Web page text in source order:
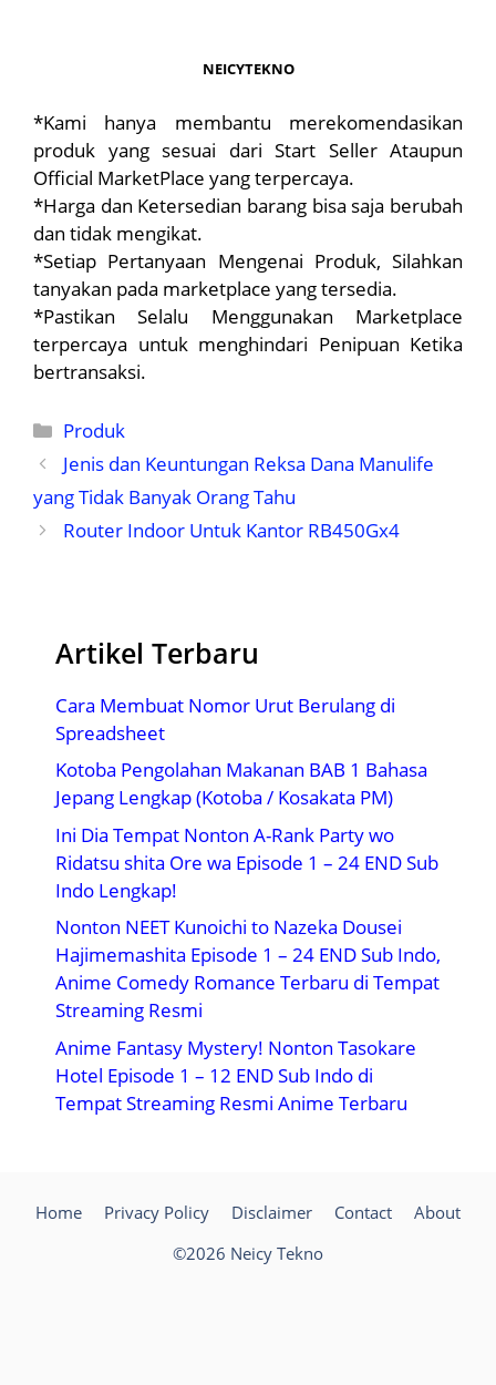
NEICYTEKNO
*Kami hanya membantu merekomendasikan
produk yang sesuai dari Start Seller Ataupun
Official MarketPlace yang terpercaya.
*Harga dan Ketersedian barang bisa saja berubah
dan tidak mengikat.
*Setiap Pertanyaan Mengenai Produk, Silahkan
tanyakan pada marketplace yang tersedia.
*Pastikan Selalu Menggunakan Marketplace
terpercaya untuk menghindari Penipuan Ketika
bertransaksi.
Kategori
Produk
Jenis dan Keuntungan Reksa Dana Manulife
yang Tidak Banyak Orang Tahu
Router Indoor Untuk Kantor RB450Gx4
Artikel Terbaru
Cara Membuat Nomor Urut Berulang di
Spreadsheet
Kotoba Pengolahan Makanan BAB 1 Bahasa
Jepang Lengkap (Kotoba / Kosakata PM)
Ini Dia Tempat Nonton A-Rank Party wo
Ridatsu shita Ore wa Episode 1 – 24 END Sub
Indo Lengkap!
Nonton NEET Kunoichi to Nazeka Dousei
Hajimemashita Episode 1 – 24 END Sub Indo,
Anime Comedy Romance Terbaru di Tempat
Streaming Resmi
Anime Fantasy Mystery! Nonton Tasokare
Hotel Episode 1 – 12 END Sub Indo di
Tempat Streaming Resmi Anime Terbaru
Home Privacy Policy Disclaimer Contact
About
©2026 Neicy Tekno